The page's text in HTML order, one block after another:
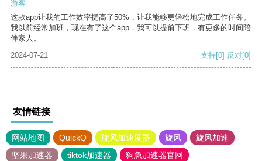
游客
这款app让我的工作效率提高了50%，让我能够更轻松地完成工作任务。
我以前经常加班，现在有了这个app，我可以提前下班，有更多的时间陪
伴家人。
2024-07-21
支持[0] 反对[0]
友情链接
网站地图 QuickQ 旋风加速度器 旋风
旋风加速
坚果加速器
tiktok加速器
狗急加速器官网